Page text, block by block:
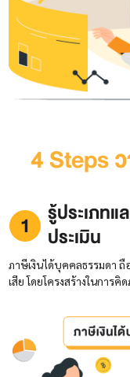
4 Steps
รู้ประเภทแ
ประเมิน
ภาษีเงินได้บุคคลธรรมดา
เสีย โดยโครงสร้างในการ